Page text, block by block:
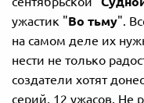
ужастик "Во тьму".
на самом деле их
нести не только
создатели хотят
серий, 12 ужасов. Не